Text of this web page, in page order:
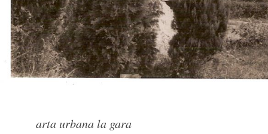
arta urbana la gara